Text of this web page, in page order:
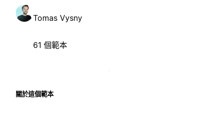
Tomas Vysny
61 個範本
關於這個範本